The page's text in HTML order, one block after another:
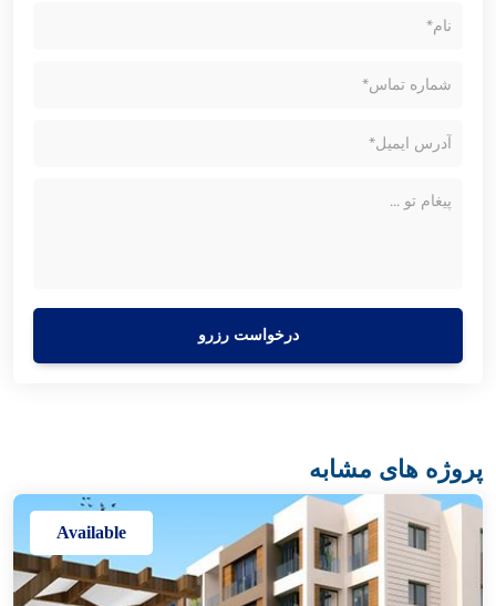
درخواست رزرو
پروژه های مشابه
Available